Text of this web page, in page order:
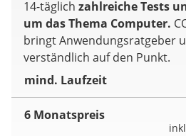
14-täglich zahlreiche Tests
um das Thema Computer.
bringt Anwendungsratgeber
verständlich auf den Punkt.
mind. Laufzeit
6 Monatspreis